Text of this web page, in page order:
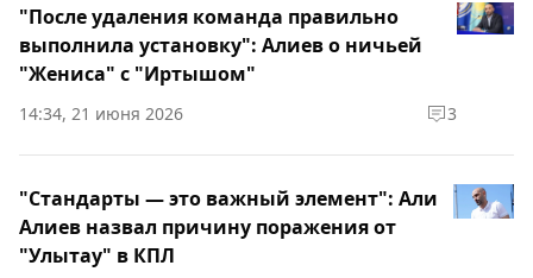
"После удаления команда правильно
выполнила установку": Алиев о ничьей
"Жениса" с "Иртышом"
14:34, 21 июня 2026 3
"Стандарты — это важный элемент": Али
Алиев назвал причину поражения от
"Улытау" в КПЛ